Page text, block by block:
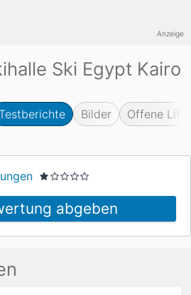
Ski Egypt Kairo
Bilder
Offene
abgeben
Anzeige